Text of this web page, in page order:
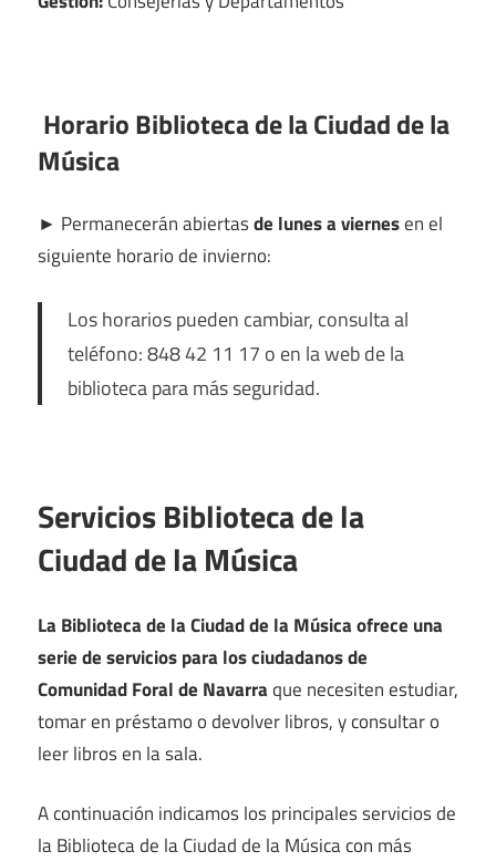
Horario Biblioteca de la Ciudad de la
Música
► Permanecerán abiertasde lunes a viernesen el
siguiente horario de invierno:
Los horarios pueden cambiar, consulta al
teléfono: 848 42 11 17 o en la web de la
biblioteca para más seguridad.
Servicios Biblioteca de la
Ciudad de la Música
La Biblioteca de la Ciudad de la Música ofrece una
serie de servicios para los ciudadanos de
Comunidad Foral de Navarraque necesiten estudiar,
tomar en préstamo o devolver libros, y consultar o
leer libros en la sala.
A continuación indicamos los principales servicios de
la Biblioteca de la Ciudad de la Música con más